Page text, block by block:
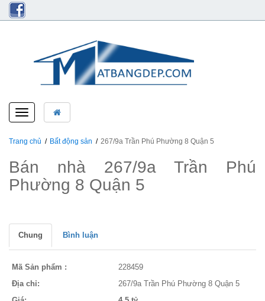
Toggle
navigation
Trang chủ Bất động sản 267/9a Trần Phú Phường 8 Quận 5
Bán nhà 267/9a Trần Phú
Phường 8 Quận 5
Chung Bình luận
Mã Sản phẩm :
228459
Địa chỉ:
267/9a Trần Phú Phường 8 Quận 5